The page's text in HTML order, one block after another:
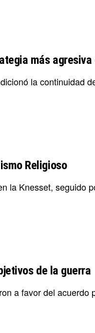
más agresiva
la continuidad
Religioso
la Knesset, seguido
de la guerra
a favor del acuerdo